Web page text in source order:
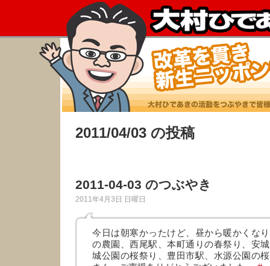
2011/04/03 の投稿
2011-04-03 のつぶやき
2011年4月3日 日曜日
今日は朝寒かったけど、昼から暖かくな
の農園、西尾駅、本町通りの春祭り、安
城公園の桜祭り、豊田市駅、水源公園の